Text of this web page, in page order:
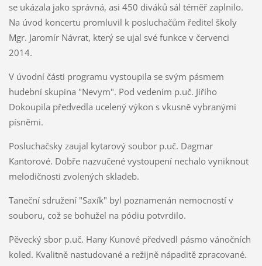
se ukázala jako správná, asi 450 diváků sál téměř zaplnilo.
Na úvod koncertu promluvil k posluchačům ředitel školy
Mgr. Jaromír Návrat, který se ujal své funkce v červenci
2014.
V úvodní části programu vystoupila se svým pásmem
hudební skupina "Nevym". Pod vedením p.uč. Jiřího
Dokoupila předvedla ucelený výkon s vkusně vybranými
písněmi.
Posluchačsky zaujal kytarový soubor p.uč. Dagmar
Kantorové. Dobře nazvučené vystoupení nechalo vyniknout
melodičnosti zvolených skladeb.
Taneční sdružení "Saxík" byl poznamenán nemocností v
souboru, což se bohužel na pódiu potvrdilo.
Pěvecký sbor p.uč. Hany Kunové předvedl pásmo vánočních
koled. Kvalitně nastudované a režijně nápaditě zpracované.